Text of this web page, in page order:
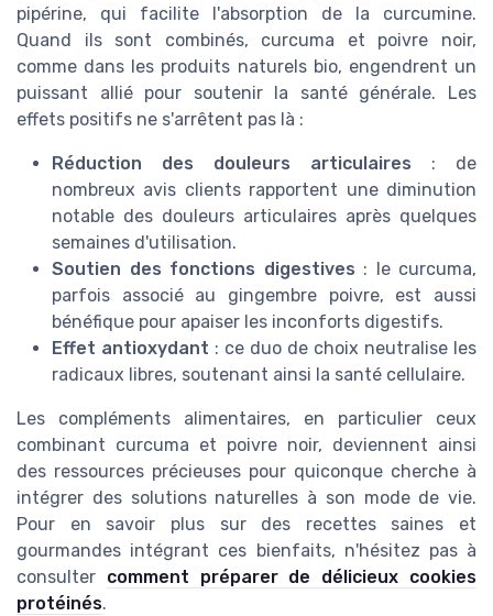
pipérine, qui facilite l'absorption de la curcumine.
Quand ils sont combinés, curcuma et poivre noir,
comme dans les produits naturels bio, engendrent un
puissant allié pour soutenir la santé générale. Les
effets positifs ne s'arrêtent pas là :
Réduction des douleurs articulaires : de
nombreux avis clients rapportent une diminution
notable des douleurs articulaires après quelques
semaines d'utilisation.
Soutien des fonctions digestives : le curcuma,
parfois associé au gingembre poivre, est aussi
bénéfique pour apaiser les inconforts digestifs.
Effet antioxydant : ce duo de choix neutralise les
radicaux libres, soutenant ainsi la santé cellulaire.
Les compléments alimentaires, en particulier ceux
combinant curcuma et poivre noir, deviennent ainsi
des ressources précieuses pour quiconque cherche à
intégrer des solutions naturelles à son mode de vie.
Pour en savoir plus sur des recettes saines et
gourmandes intégrant ces bienfaits, n'hésitez pas à
consulter comment préparer de délicieux cookies
protéinés.